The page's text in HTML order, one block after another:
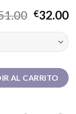
€32.00
AL CARRITO